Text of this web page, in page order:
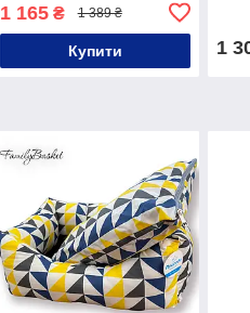
1 165₴ 1 389 ₴
Купити 1